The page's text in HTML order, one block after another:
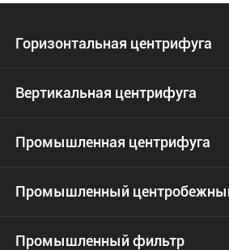
Горизонтальная центрифуга
Вертикальная центрифуга
Промышленная центрифуга
Промышленный
Промышленный фильтр